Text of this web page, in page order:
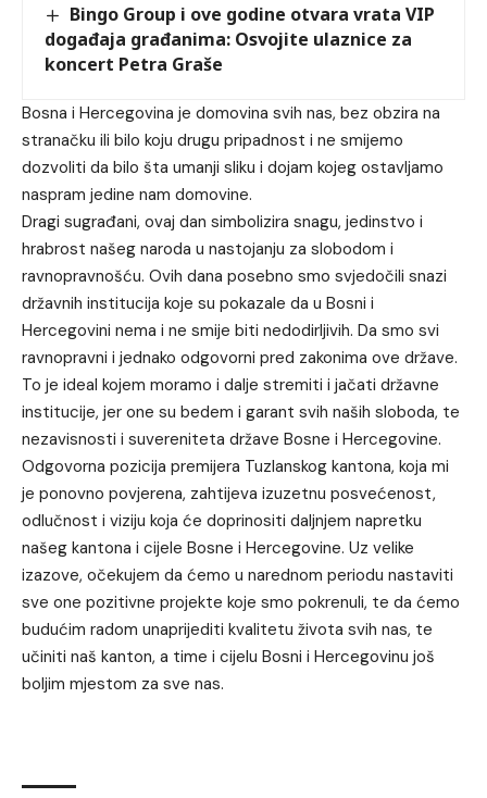
Bingo Group i ove godine otvara vrata VIP
događaja građanima: Osvojite ulaznice za
koncert Petra Graše
Bosna i Hercegovina je domovina svih nas, bez obzira na
stranačku ili bilo koju drugu pripadnost i ne smijemo
dozvoliti da bilo šta umanji sliku i dojam kojeg ostavljamo
naspram jedine nam domovine.
Dragi sugrađani, ovaj dan simbolizira snagu, jedinstvo i
hrabrost našeg naroda u nastojanju za slobodom i
ravnopravnošću. Ovih dana posebno smo svjedočili snazi
državnih institucija koje su pokazale da u Bosni i
Hercegovini nema i ne smije biti nedodirljivih. Da smo svi
ravnopravni i jednako odgovorni pred zakonima ove države.
To je ideal kojem moramo i dalje stremiti i jačati državne
institucije, jer one su bedem i garant svih naših sloboda, te
nezavisnosti i suvereniteta države Bosne i Hercegovine.
Odgovorna pozicija premijera Tuzlanskog kantona, koja mi
je ponovno povjerena, zahtijeva izuzetnu posvećenost,
odlučnost i viziju koja će doprinositi daljnjem napretku
našeg kantona i cijele Bosne i Hercegovine. Uz velike
izazove, očekujem da ćemo u narednom periodu nastaviti
sve one pozitivne projekte koje smo pokrenuli, te da ćemo
budućim radom unaprijediti kvalitetu života svih nas, te
učiniti naš kanton, a time i cijelu Bosni i Hercegovinu još
boljim mjestom za sve nas.